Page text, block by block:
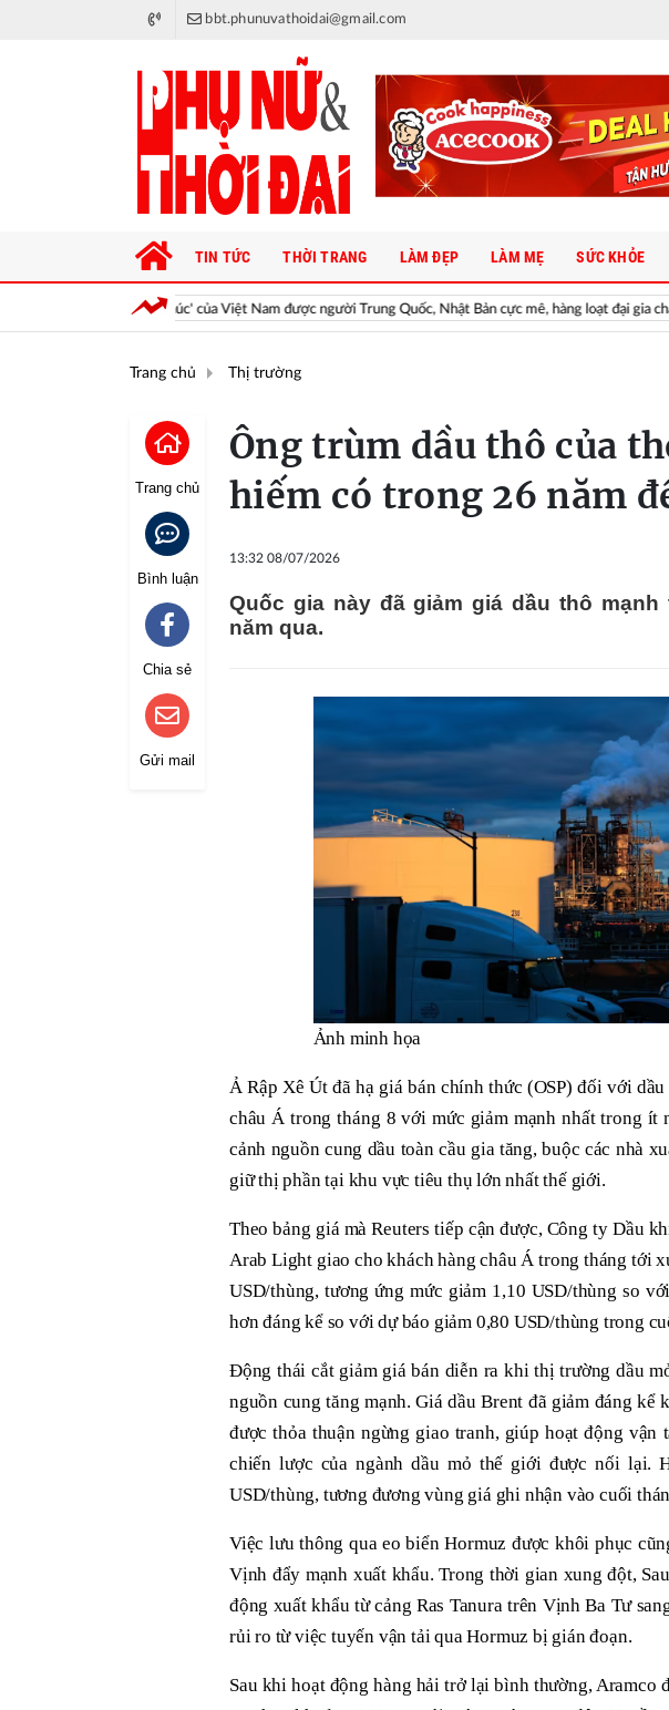
bbt.phunuvathoidai@gmail.com
cây hạnh phúc' của Việt Nam được người Trung Quốc, Nhật Bản cực mê, hàng loạt đại gia chạy đua mở
TIN TỨC THỜI TRANG LÀM ĐẸP LÀM MẸ SỨC KHỎE
Trang chủ Thị trường
Trang chủ
Bình luận
Chia sẻ
Gửi mail
Ông trùm dầu thô của
hiếm có trong 26 năm
13:32 08/07/2026
Quốc gia này đã giảm giá dầu thô
năm qua.
Ảnh minh họa
Ả Rập Xê Út đã hạ giá bán chính thức (OSP) đối với
châu Á trong tháng 8 với mức giảm mạnh nhất trong
cảnh nguồn cung dầu toàn cầu gia tăng, buộc các nhà
giữ thị phần tại khu vực tiêu thụ lớn nhất thế giới.
Theo bảng giá mà Reuters tiếp cận được, Công ty Dầu
Arab Light giao cho khách hàng châu Á trong tháng tới
USD/thùng, tương ứng mức giảm 1,10 USD/thùng so
hơn đáng kể so với dự báo giảm 0,80 USD/thùng trong
Động thái cắt giảm giá bán diễn ra khi thị trường dầu
nguồn cung tăng mạnh. Giá dầu Brent đã giảm đáng
được thỏa thuận ngừng giao tranh, giúp hoạt động vận
chiến lược của ngành dầu mỏ thế giới được nối lại.
USD/thùng, tương đương vùng giá ghi nhận vào cuối
Việc lưu thông qua eo biển Hormuz được khôi phục
Vịnh đẩy mạnh xuất khẩu. Trong thời gian xung đột,
động xuất khẩu từ cảng Ras Tanura trên Vịnh Ba Tư
rủi ro từ việc tuyến vận tải qua Hormuz bị gián đoạn.
Sau khi hoạt động hàng hải trở lại bình thường, Aramco